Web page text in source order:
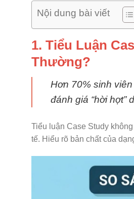
Nội dung bài viết
1. Tiểu Luận
Thường?
Hơn 70% sinh
đánh giá “hời hợt”
Tiểu luận Case Study
tế. Hiểu rõ bản chất của